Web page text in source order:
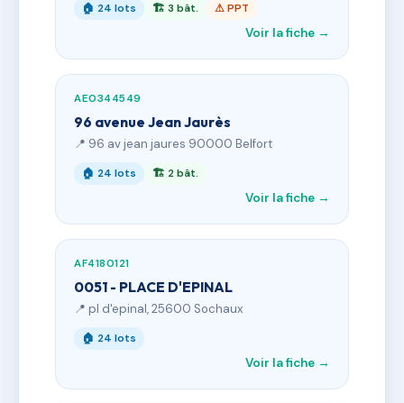
🏠 24 lots 🏗 3 bât. ⚠ PPT
Voir la fiche →
AE0344549
96 avenue Jean Jaurès
📍 96 av jean jaures 90000 Belfort
🏠 24 lots 🏗 2 bât.
Voir la fiche →
AF4180121
0051 - PLACE D'EPINAL
📍 pl d'epinal, 25600 Sochaux
🏠 24 lots
Voir la fiche →